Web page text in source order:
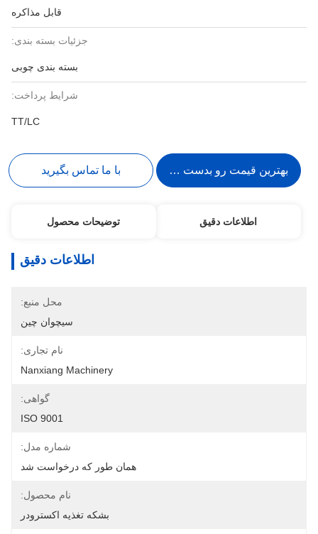
قابل مذاکره
جزئیات بسته بندی:
بسته بندی چوبی
شرایط پرداخت:
TT/LC
بهترین قیمت رو بدست بیار با ما تماس بگیرید
اطلاعات دقیق توضیحات محصول
اطلاعات دقیق
محل منبع:
سیچوان چین
نام تجاری:
Nanxiang Machinery
گواهی:
ISO 9001
شماره مدل:
همان طور که درخواست شد
نام محصول:
بشکه تغذیه اکسترودر